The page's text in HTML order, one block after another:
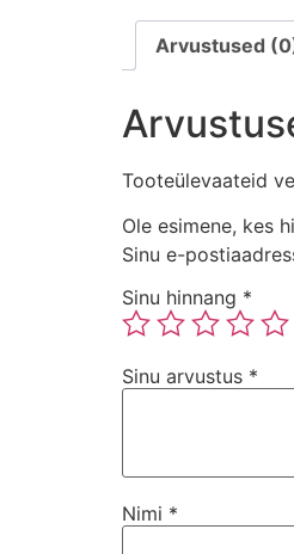
Arvustused
Tooteülevaateid
Ole esimene, kes
Sinu e-
Sinu hinnang *
Sinu arvustus *
Nimi *